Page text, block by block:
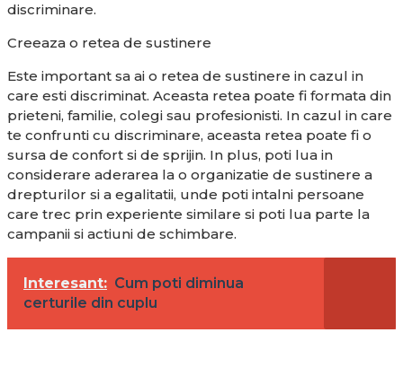
discriminare.
Creeaza o retea de sustinere
Este important sa ai o retea de sustinere in cazul in
care esti discriminat. Aceasta retea poate fi formata din
prieteni, familie, colegi sau profesionisti. In cazul in care
te confrunti cu discriminare, aceasta retea poate fi o
sursa de confort si de sprijin. In plus, poti lua in
considerare aderarea la o organizatie de sustinere a
drepturilor si a egalitatii, unde poti intalni persoane
care trec prin experiente similare si poti lua parte la
campanii si actiuni de schimbare.
Interesant: Cum poti diminua
certurile din cuplu